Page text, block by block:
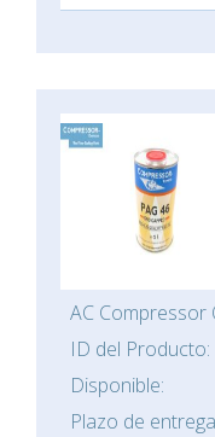
AC Compressor
ID del Producto:
Disponible:
Plazo de